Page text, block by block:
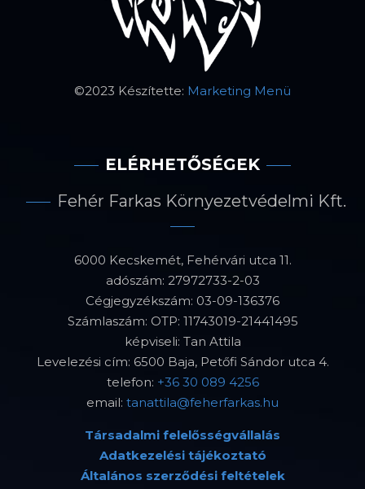
©2023 Készítette: Marketing Menü
ELÉRHETŐSÉGEK
Fehér Farkas Környezetvédelmi Kft.
6000 Kecskemét, Fehérvári utca 11.
adószám: 27972733-2-03
Cégjegyzékszám: 03-09-136376
Számlaszám: OTP: 11743019-21441495
képviseli: Tan Attila
Levelezési cím: 6500 Baja, Petőfi Sándor utca 4.
telefon: +36 30 089 4256
email: tanattila@feherfarkas.hu
Társadalmi felelősségvállalás
Adatkezelési tájékoztató
Általános szerződési feltételek